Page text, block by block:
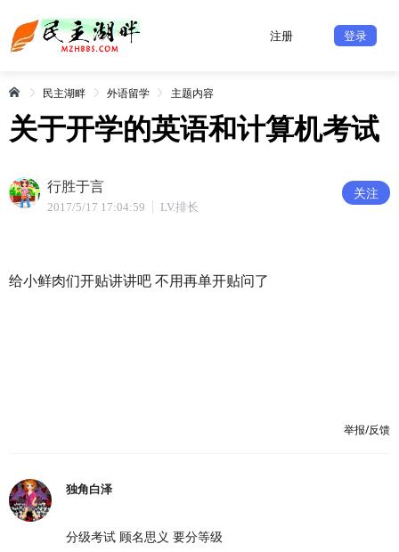
注册 登录
民主湖畔 外语留学 主题内容
关于开学的英语和计算机考试
行胜于言
2017/5/17 17:04:59 LV.排长
关注
给小鲜肉们开贴讲讲吧 不用再单开贴问了
举报/反馈
独角白泽
分级考试 顾名思义 要分等级